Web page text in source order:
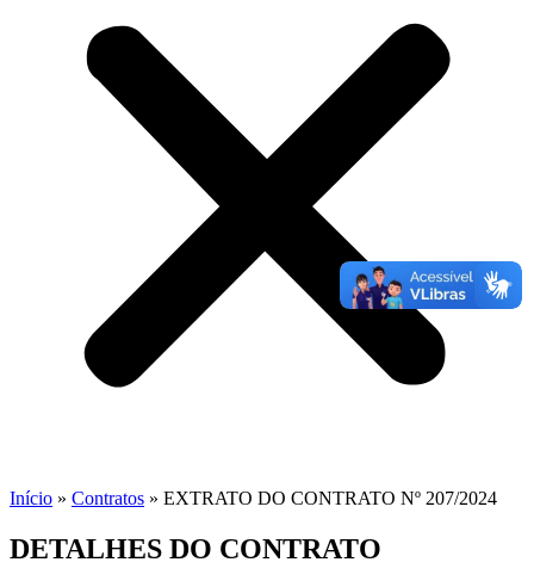
Início » Contratos » EXTRATO DO CONTRATO Nº 207/2024
DETALHES DO CONTRATO​